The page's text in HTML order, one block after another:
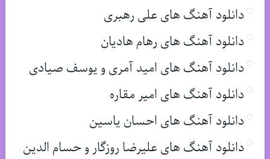
دانلود آهنگ های علی رهبری
دانلود آهنگ های رهام هادیان
دانلود آهنگ های امید آمری و یوسف صیادی
دانلود آهنگ های امیر مقاره
دانلود آهنگ های احسان یاسین
دانلود آهنگ های علیرضا روزگار و حسام الدین